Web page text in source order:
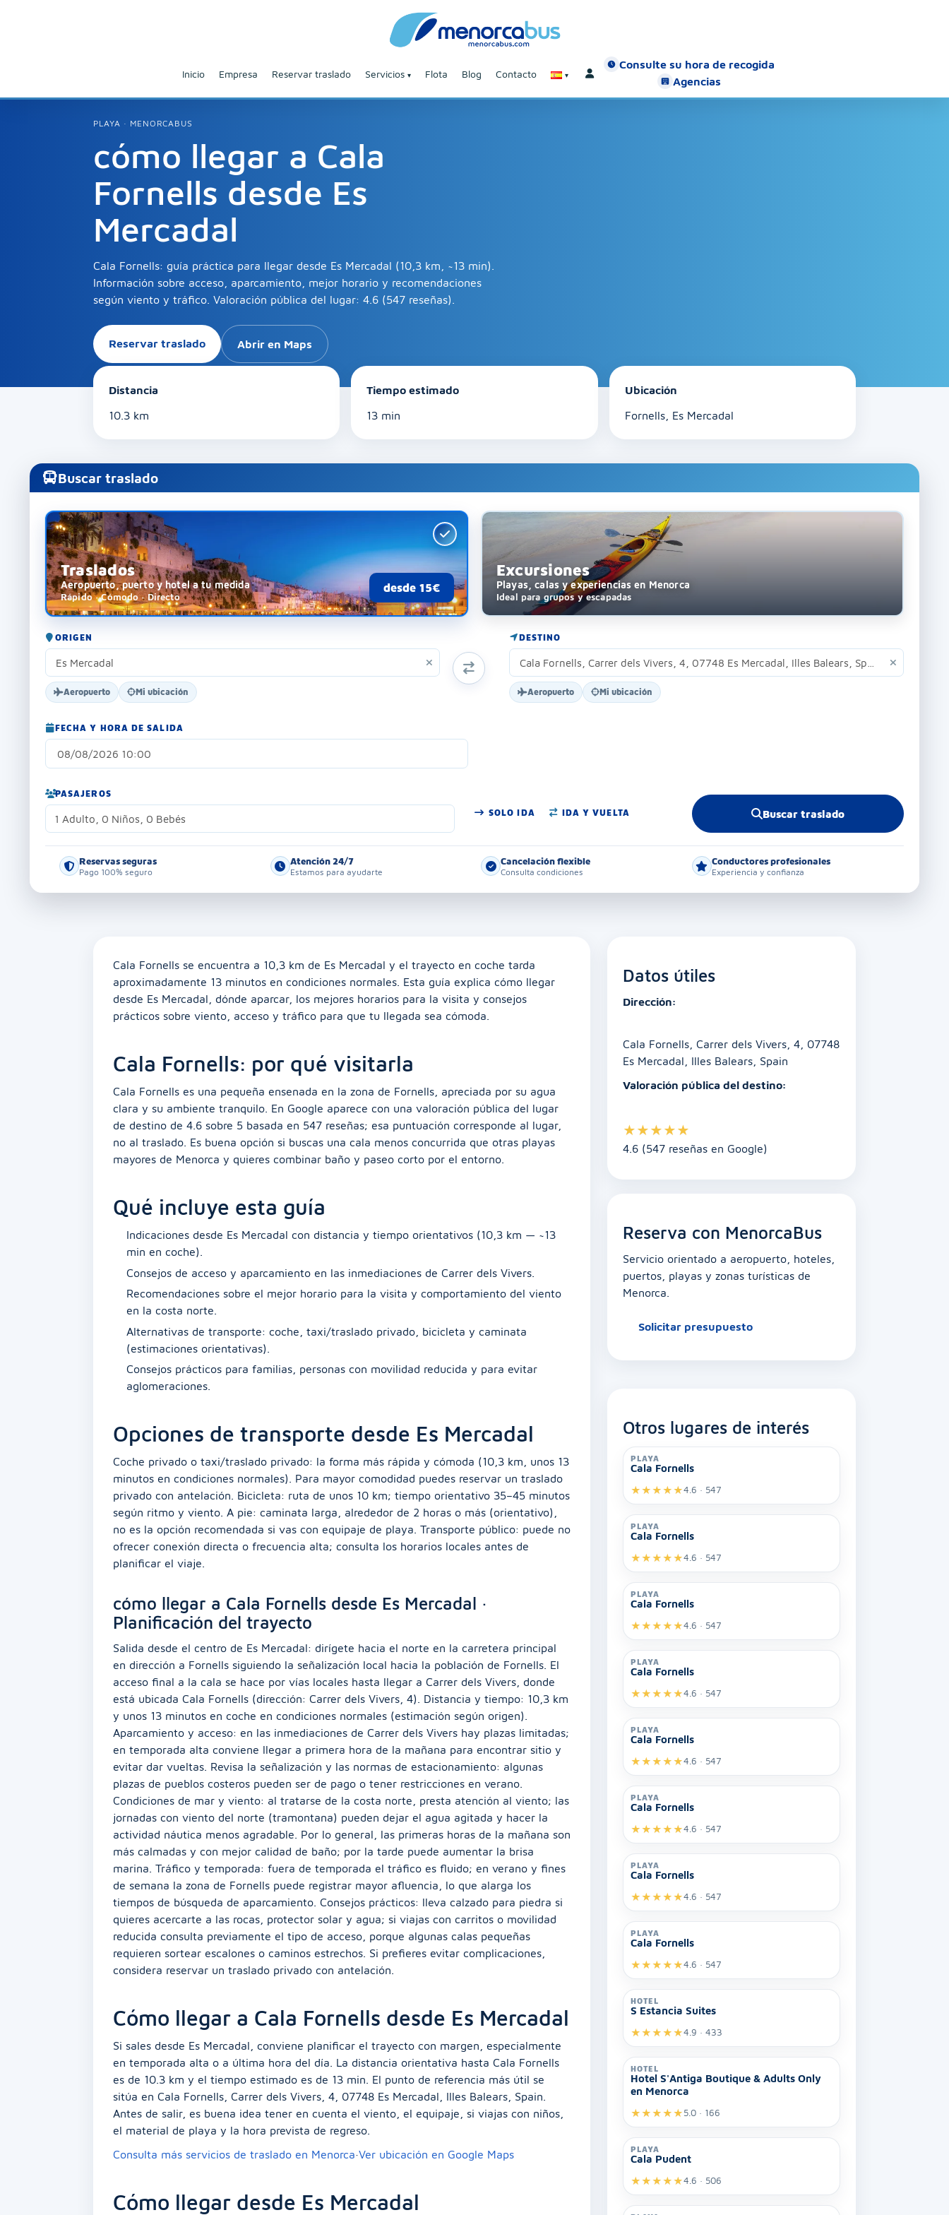
Inicio Empresa Reservar traslado Servicios Flota Blog Contacto
Consulte su hora de recogida
Agencias
PLAYA · MENORCABUS
cómo llegar a Cala
Fornells desde Es
Mercadal
Cala Fornells: guía práctica para llegar desde Es Mercadal (10,3 km, ~13 min).
Información sobre acceso, aparcamiento, mejor horario y recomendaciones
según viento y tráfico. Valoración pública del lugar: 4.6 (547 reseñas).
Reservar traslado Abrir en Maps
Distancia
10.3 km
Tiempo estimado
13 min
Ubicación
Fornells, Es Mercadal
Buscar traslado
Traslados
Aeropuerto, puerto y hotel a tu medida
Rápido · Cómodo · Directo
desde 15€
Excursiones
Playas, calas y experiencias en Menorca
Ideal para grupos y escapadas
ORIGEN
Aeropuerto Mi ubicación
DESTINO
Aeropuerto Mi ubicación
INTERCAMBIAR ORIGEN Y DESTINO
FECHA Y HORA DE SALIDA
PASAJEROS
1 Adulto, 0 Niños, 0 Bebés SOLO IDA IDA Y VUELTA Buscar traslado
Reservas seguras
Pago 100% seguro
Atención 24/7
Estamos para ayudarte
Cancelación flexible
Consulta condiciones
Conductores profesionales
Experiencia y confianza
Cala Fornells se encuentra a 10,3 km de Es Mercadal y el trayecto en coche tarda
aproximadamente 13 minutos en condiciones normales. Esta guía explica cómo llegar
desde Es Mercadal, dónde aparcar, los mejores horarios para la visita y consejos
prácticos sobre viento, acceso y tráfico para que tu llegada sea cómoda.
Cala Fornells: por qué visitarla
Cala Fornells es una pequeña ensenada en la zona de Fornells, apreciada por su agua
clara y su ambiente tranquilo. En Google aparece con una valoración pública del lugar
de destino de 4.6 sobre 5 basada en 547 reseñas; esa puntuación corresponde al lugar,
no al traslado. Es buena opción si buscas una cala menos concurrida que otras playas
mayores de Menorca y quieres combinar baño y paseo corto por el entorno.
Qué incluye esta guía
Indicaciones desde Es Mercadal con distancia y tiempo orientativos (10,3 km — ~13
min en coche).
Consejos de acceso y aparcamiento en las inmediaciones de Carrer dels Vivers.
Recomendaciones sobre el mejor horario para la visita y comportamiento del viento
en la costa norte.
Alternativas de transporte: coche, taxi/traslado privado, bicicleta y caminata
(estimaciones orientativas).
Consejos prácticos para familias, personas con movilidad reducida y para evitar
aglomeraciones.
Opciones de transporte desde Es Mercadal
Coche privado o taxi/traslado privado: la forma más rápida y cómoda (10,3 km, unos 13
minutos en condiciones normales). Para mayor comodidad puedes reservar un traslado
privado con antelación. Bicicleta: ruta de unos 10 km; tiempo orientativo 35–45 minutos
según ritmo y viento. A pie: caminata larga, alrededor de 2 horas o más (orientativo),
no es la opción recomendada si vas con equipaje de playa. Transporte público: puede no
ofrecer conexión directa o frecuencia alta; consulta los horarios locales antes de
planificar el viaje.
cómo llegar a Cala Fornells desde Es Mercadal ·
Planificación del trayecto
Salida desde el centro de Es Mercadal: dirígete hacia el norte en la carretera principal
en dirección a Fornells siguiendo la señalización local hacia la población de Fornells. El
acceso final a la cala se hace por vías locales hasta llegar a Carrer dels Vivers, donde
está ubicada Cala Fornells (dirección: Carrer dels Vivers, 4). Distancia y tiempo: 10,3 km
y unos 13 minutos en coche en condiciones normales (estimación según origen).
Aparcamiento y acceso: en las inmediaciones de Carrer dels Vivers hay plazas limitadas;
en temporada alta conviene llegar a primera hora de la mañana para encontrar sitio y
evitar dar vueltas. Revisa la señalización y las normas de estacionamiento: algunas
plazas de pueblos costeros pueden ser de pago o tener restricciones en verano.
Condiciones de mar y viento: al tratarse de la costa norte, presta atención al viento; las
jornadas con viento del norte (tramontana) pueden dejar el agua agitada y hacer la
actividad náutica menos agradable. Por lo general, las primeras horas de la mañana son
más calmadas y con mejor calidad de baño; por la tarde puede aumentar la brisa
marina. Tráfico y temporada: fuera de temporada el tráfico es fluido; en verano y fines
de semana la zona de Fornells puede registrar mayor afluencia, lo que alarga los
tiempos de búsqueda de aparcamiento. Consejos prácticos: lleva calzado para piedra si
quieres acercarte a las rocas, protector solar y agua; si viajas con carritos o movilidad
reducida consulta previamente el tipo de acceso, porque algunas calas pequeñas
requieren sortear escalones o caminos estrechos. Si prefieres evitar complicaciones,
considera reservar un traslado privado con antelación.
Cómo llegar a Cala Fornells desde Es Mercadal
Si sales desde Es Mercadal, conviene planificar el trayecto con margen, especialmente
en temporada alta o a última hora del día. La distancia orientativa hasta Cala Fornells
es de 10.3 km y el tiempo estimado es de 13 min. El punto de referencia más útil se
sitúa en Cala Fornells, Carrer dels Vivers, 4, 07748 Es Mercadal, Illes Balears, Spain.
Antes de salir, es buena idea tener en cuenta el viento, el equipaje, si viajas con niños,
el material de playa y la hora prevista de regreso.
Consulta más servicios de traslado en Menorca·Ver ubicación en Google Maps
Cómo llegar desde Es Mercadal
Datos útiles
Dirección:
Cala Fornells, Carrer dels Vivers, 4, 07748
Es Mercadal, Illes Balears, Spain
Valoración pública del destino:
★★★★★
4.6 (547 reseñas en Google)
Reserva con MenorcaBus
Servicio orientado a aeropuerto, hoteles,
puertos, playas y zonas turísticas de
Menorca.
Solicitar presupuesto
Otros lugares de interés
PLAYA
Cala Fornells
★★★★★4.6 · 547
PLAYA
Cala Fornells
★★★★★4.6 · 547
PLAYA
Cala Fornells
★★★★★4.6 · 547
PLAYA
Cala Fornells
★★★★★4.6 · 547
PLAYA
Cala Fornells
★★★★★4.6 · 547
PLAYA
Cala Fornells
★★★★★4.6 · 547
PLAYA
Cala Fornells
★★★★★4.6 · 547
PLAYA
Cala Fornells
★★★★★4.6 · 547
HOTEL
S Estancia Suites
★★★★★4.9 · 433
HOTEL
Hotel S'Antiga Boutique & Adults Only
en Menorca
★★★★★5.0 · 166
PLAYA
Cala Pudent
★★★★★4.6 · 506